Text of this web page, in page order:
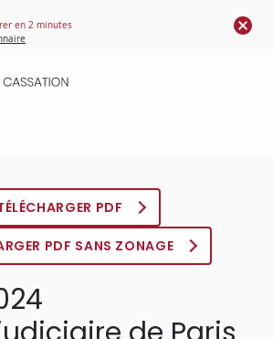
cookies
en 2 minutes
PDF
PDF SANS ZONAGE